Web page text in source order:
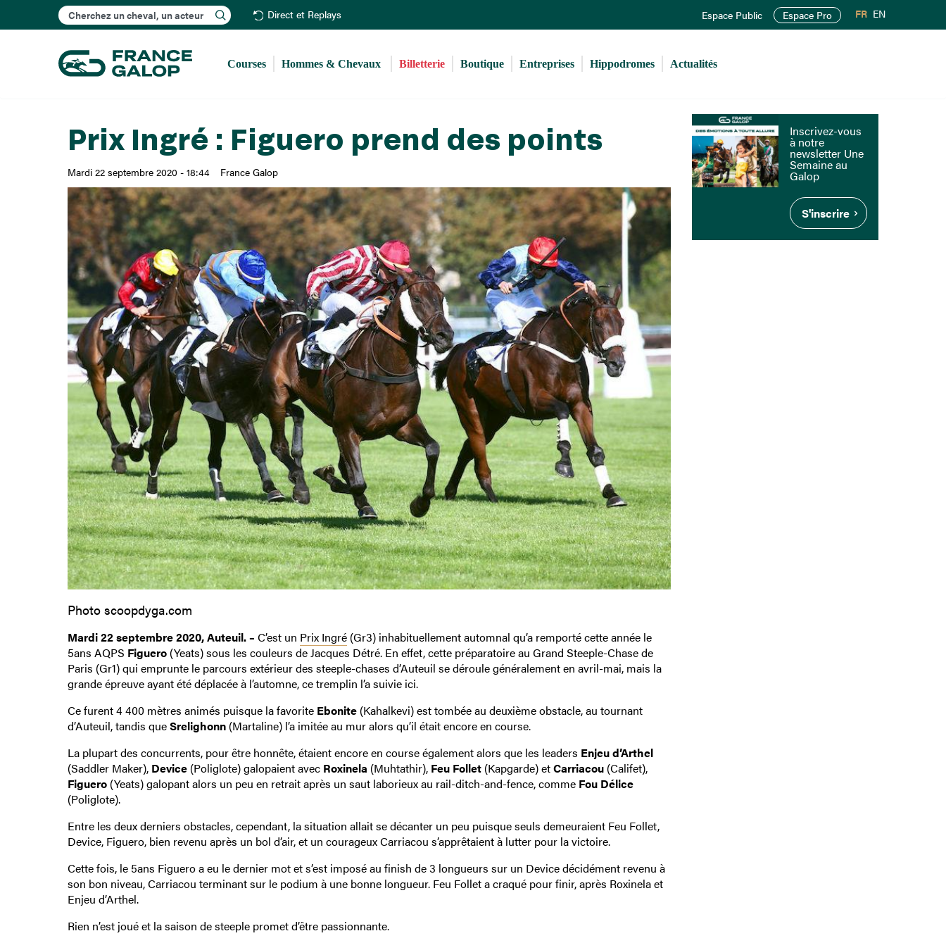
au
principal
Rechercher Direct et Replays Espace Public Espace Pro FR EN
Courses Hommes & Chevaux Billetterie Boutique Entreprises Hippodromes Actualités
Prix Ingré : Figuero prend des points
Mardi 22 septembre 2020 - 18:44 France Galop
Photo scoopdyga.com
Mardi 22 septembre 2020, Auteuil. – C’est un Prix Ingré(Gr3) inhabituellement automnal qu’a remporté cette année le
5ans AQPS Figuero(Yeats) sous les couleurs de Jacques Détré. En effet, cette préparatoire au Grand Steeple-Chase de
Paris (Gr1) qui emprunte le parcours extérieur des steeple-chases d’Auteuil se déroule généralement en avril-mai, mais la
grande épreuve ayant été déplacée à l’automne, ce tremplin l’a suivie ici.
Ce furent 4 400 mètres animés puisque la favorite Ebonite(Kahalkevi) est tombée au deuxième obstacle, au tournant
d’Auteuil, tandis queSrelighonn(Martaline) l’a imitée au mur alors qu’il était encore en course.
La plupart des concurrents, pour être honnête, étaient encore en course également alors que les leaders Enjeu d’Arthel
(Saddler Maker), Device(Poliglote) galopaient avec Roxinela (Muhtathir), Feu Follet(Kapgarde) etCarriacou(Califet),
Figuero(Yeats) galopant alors un peu en retrait après un saut laborieux au rail-ditch-and-fence, comme Fou Délice
(Poliglote).
Entre les deux derniers obstacles, cependant, la situation allait se décanter un peu puisque seuls demeuraient Feu Follet,
Device, Figuero, bien revenu après un bol d’air, et un courageux Carriacou s’apprêtaient à lutter pour la victoire.
Cette fois, le 5ans Figuero a eu le dernier mot et s’est imposé au finish de 3 longueurs sur un Device décidément revenu à
son bon niveau, Carriacou terminant sur le podium à une bonne longueur. Feu Follet a craqué pour finir, après Roxinela et
Enjeu d’Arthel.
Rien n’est joué et la saison de steeple promet d’être passionnante.
Inscrivez-vous
à notre
newsletter Une
Semaine au
Galop
S'inscrire